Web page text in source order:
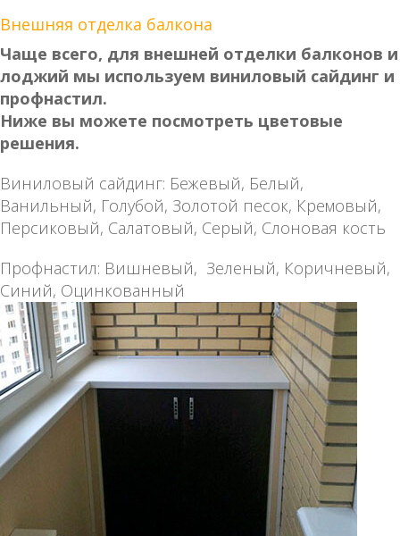
Внешняя отделка балкона
Чаще всего, для внешней отделки балконов и
лоджий мы используем виниловый сайдинг и
профнастил.
Ниже вы можете посмотреть цветовые
решения.
Виниловый сайдинг: Бежевый, Белый,
Ванильный, Голубой, Золотой песок, Кремовый,
Персиковый, Салатовый, Серый, Слоновая кость
Профнастил: Вишневый, Зеленый, Коричневый,
Синий, Оцинкованный